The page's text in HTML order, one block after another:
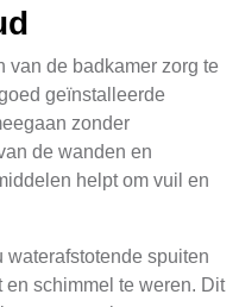
van de badkamer zorg te
geïnstalleerde
zonder
de wanden en
helpt om vuil en
waterafstotende spuiten
schimmel te weren. Dit